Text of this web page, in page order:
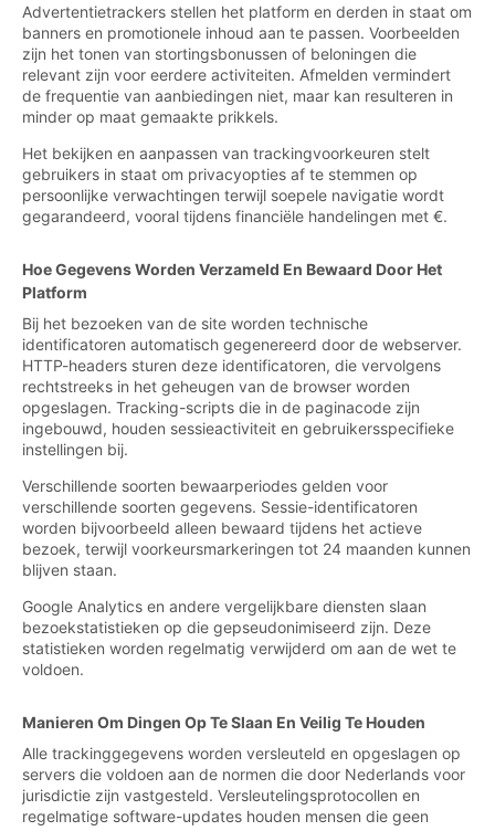
Advertentietrackers stellen het platform en derden in staat om
banners en promotionele inhoud aan te passen. Voorbeelden
zijn het tonen van stortingsbonussen of beloningen die
relevant zijn voor eerdere activiteiten. Afmelden vermindert
de frequentie van aanbiedingen niet, maar kan resulteren in
minder op maat gemaakte prikkels.
Het bekijken en aanpassen van trackingvoorkeuren stelt
gebruikers in staat om privacyopties af te stemmen op
persoonlijke verwachtingen terwijl soepele navigatie wordt
gegarandeerd, vooral tijdens financiële handelingen met €.
Hoe Gegevens Worden Verzameld En Bewaard Door Het
Platform
Bij het bezoeken van de site worden technische
identificatoren automatisch gegenereerd door de webserver.
HTTP-headers sturen deze identificatoren, die vervolgens
rechtstreeks in het geheugen van de browser worden
opgeslagen. Tracking-scripts die in de paginacode zijn
ingebouwd, houden sessieactiviteit en gebruikersspecifieke
instellingen bij.
Verschillende soorten bewaarperiodes gelden voor
verschillende soorten gegevens. Sessie-identificatoren
worden bijvoorbeeld alleen bewaard tijdens het actieve
bezoek, terwijl voorkeursmarkeringen tot 24 maanden kunnen
blijven staan.
Google Analytics en andere vergelijkbare diensten slaan
bezoekstatistieken op die gepseudonimiseerd zijn. Deze
statistieken worden regelmatig verwijderd om aan de wet te
voldoen.
Manieren Om Dingen Op Te Slaan En Veilig Te Houden
Alle trackinggegevens worden versleuteld en opgeslagen op
servers die voldoen aan de normen die door Nederlands voor
jurisdictie zijn vastgesteld. Versleutelingsprotocollen en
regelmatige software-updates houden mensen die geen